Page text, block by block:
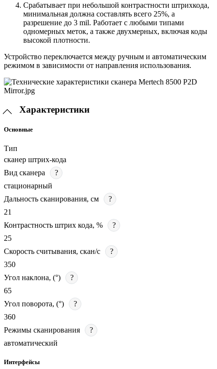
Срабатывает при небольшой контрастности штрихкода,
минимальная должна составлять всего 25%, а
разрешение до 3 mil. Работает с любыми типами
одномерных меток, а также двухмерных, включая коды
высокой плотности.
Устройство переключается между ручным и автоматическим
режимом в зависимости от направления использования.
Характеристики
Основные
Тип
сканер штрих-кода
Вид сканера
?
стационарный
Дальность сканирования, см
?
21
Контрастность штрих кода, %
?
25
Скорость считывания, скан/с
?
350
Угол наклона, (°)
?
65
Угол поворота, (°)
?
360
Режимы сканирования
?
автоматический
Интерфейсы